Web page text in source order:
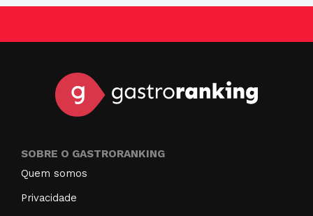
SOBRE O GASTRORANKING
Quem somos
Privacidade